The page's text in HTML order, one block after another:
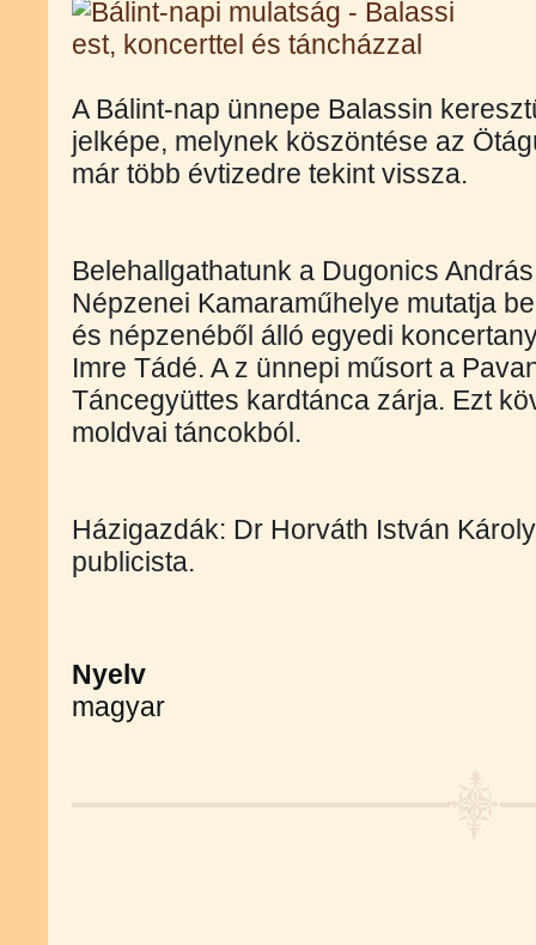
A Bálint-nap ünnepe Balassin
jelképe, melynek köszöntése az
már több évtizedre tekint vissza.
Belehallgathatunk a Dugonics
Népzenei Kamaraműhelye mutatja
és népzenéből álló egyedi
Imre Tádé. A z ünnepi műsort a
Táncegyüttes kardtánca zárja. Ezt
moldvai táncokból.
Házigazdák: Dr Horváth István
publicista.
Nyelv
magyar